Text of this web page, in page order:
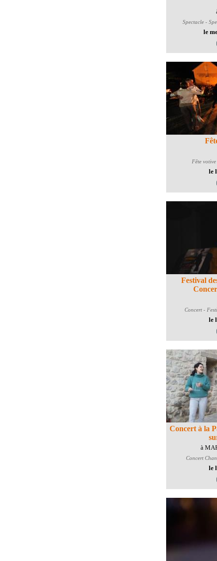
Spectacle -
le
Fête votive
le
Festival
Concert -
le
Concert à la
à
Concert
le